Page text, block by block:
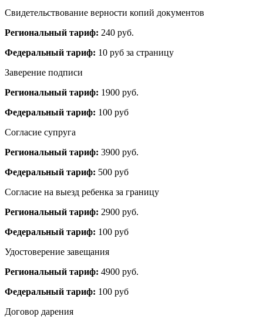
Свидетельствование верности копий документов
Региональный тариф: 240 руб.
Федеральный тариф: 10 руб за страницу
Заверение подписи
Региональный тариф: 1900 руб.
Федеральный тариф: 100 руб
Согласие супруга
Региональный тариф: 3900 руб.
Федеральный тариф: 500 руб
Согласие на выезд ребенка за границу
Региональный тариф: 2900 руб.
Федеральный тариф: 100 руб
Удостоверение завещания
Региональный тариф: 4900 руб.
Федеральный тариф: 100 руб
Договор дарения